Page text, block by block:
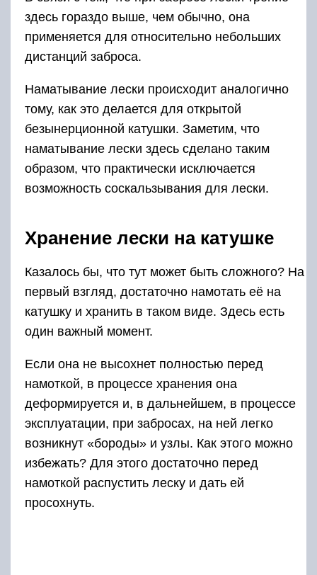
избежать? Для этого достаточно перед
намоткой распустить леску и дать ей
просохнуть.
Если высыхание будет полным, то, будучи
намотанной на катушку, леска ничуть не
https://youtube.com/watch?v=z9ZRfOmn56g
Здесь вы можете прочитать о катушках бренда
Стингер, например о катушке Стингер Форс
Эйдж – силовой линейки катушек.
Определение длины